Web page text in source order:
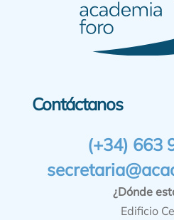
Contáctanos
(+34) 663
¿Dónde
Edificio